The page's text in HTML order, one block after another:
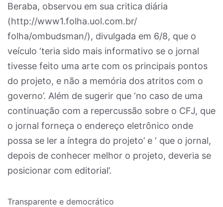
Beraba, observou em sua critica diária
(http://www1.folha.uol.com.br/
folha/ombudsman/), divulgada em 6/8, que o
veículo ‘teria sido mais informativo se o jornal
tivesse feito uma arte com os principais pontos
do projeto, e não a memória dos atritos com o
governo’. Além de sugerir que ‘no caso de uma
continuação com a repercussão sobre o CFJ, que
o jornal forneça o endereço eletrônico onde
possa se ler a íntegra do projeto’ e ‘ que o jornal,
depois de conhecer melhor o projeto, deveria se
posicionar com editorial’.
Transparente e democrático